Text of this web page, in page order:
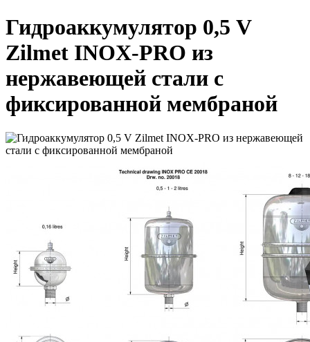
Гидроаккумулятор 0,5 V
Zilmet INOX-PRO из
нержавеющей стали с
фиксированной мембраной